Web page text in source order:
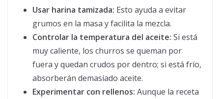
Usar harina tamizada: Esto ayuda a evitar
grumos en la masa y facilita la mezcla.
Controlar la temperatura del aceite: Si está
muy caliente, los churros se queman por
fuera y quedan crudos por dentro; si está frío,
absorberán demasiado aceite.
Experimentar con rellenos: Aunque la receta